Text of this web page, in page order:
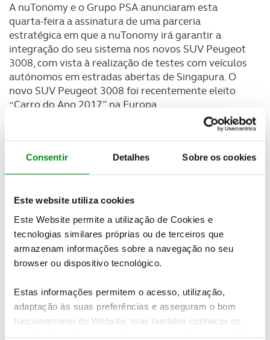
Consentir Detalhes Sobre os cookies
Este website utiliza cookies
Este Website permite a utilização de Cookies e
tecnologias similares próprias ou de terceiros que
armazenam informações sobre a navegação no seu
browser ou dispositivo tecnológico.
Estas informações permitem o acesso, utilização,
adaptação às suas preferências e asseguram o bom
funcionamento do Website, mas também conhecer os
A nuTonomy e o Grupo PSA anunciaram esta
quarta-feira a assinatura de uma parceria
estratégica em que a nuTonomy irá garantir a
integração do seu sistema nos novos SUV Peugeot
3008, com vista à realização de testes com veículos
autónomos em estradas abertas de Singapura. O
novo SUV Peugeot 3008 foi recentemente eleito
“Carro do Ano 2017” na Europa.
nuTonomy irá instalar o seu software, bem como
sensores dedicados e plataformas de computação
em várias unidades Peugeot 3008, preparadas pelas
prevê uma integração completa do seu sistema
para veículos autónomos (VA) já para este verão,
para dar início às experiências de condução
autónoma em Singapura em setembro próximo.
Para ambas as empresas, a integração deste
com vista ao lançamento, em grande escala, dos
veículos autónomos. Esta parceria permitirá a
análise tanto do desempenho do sistema VA como
da própria experiência dos clientes com um serviço